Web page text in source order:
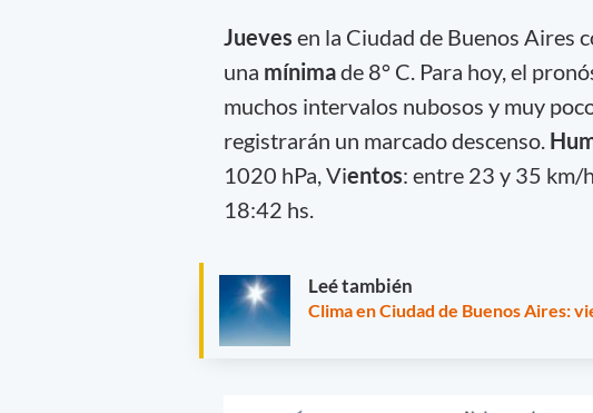
Jueves en la Ciudad de Buenos Aires
una mínimade 8° C. Para hoy, el
muchos intervalos nubosos y muy
registrarán un marcado descenso.
1020 hPa, Vientos: entre 23 y 35 km/h.
18:42 hs.
Leé también
Clima en Ciudad de Buenos Aires: